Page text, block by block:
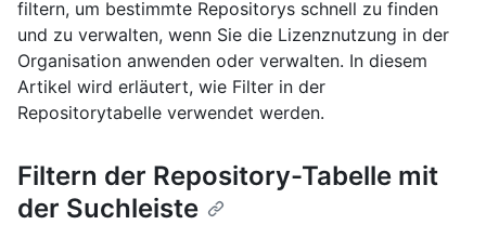
filtern, um bestimmte Repositorys schnell zu finden
und zu verwalten, wenn Sie die Lizenznutzung in der
Organisation anwenden oder verwalten. In diesem
Artikel wird erläutert, wie Filter in der
Repositorytabelle verwendet werden.
Filtern der Repository-Tabelle mit
der Suchleiste